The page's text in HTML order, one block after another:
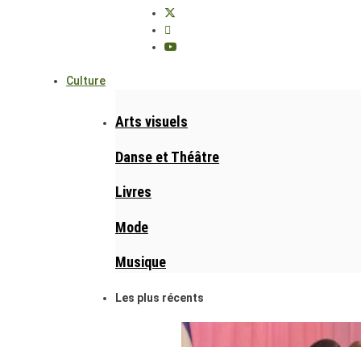
Culture
Arts visuels
Danse et Théâtre
Livres
Mode
Musique
Les plus récents